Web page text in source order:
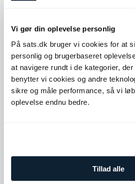
Vi gør din oplevelse personlig
På sats.dk bruger vi cookies for at
personlig og brugerbaseret
at navigere rundt i de kategorier,
benytter vi cookies og andre
sikre og måle performance, så vi
oplevelse endnu bedre.
Tillad alle
Har du alligevel brug for at komme i
er vi tilgængelige:
Chat:
Mandag - Fredag: 10:00-14:00
Telefon: ☀️Sommerlukket fra d.